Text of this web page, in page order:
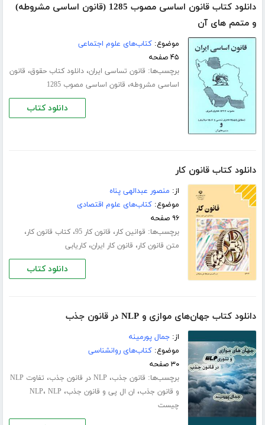
دانلود کتاب قانون اساسی مصوب 1285 (قانون اساسی مشروطه)
و متمم های آن
موضوع:کتاب‌های علوم اجتماعی
۴۵ صفحه
برچسب‌ها: قانون تساسی ایران،دانلود کتاب حقوق، قانون
اساسی مشروطه، قانون اساسی مصوب 1285
دانلود کتاب
دانلود کتاب قانون کار
از: منصور عبدالهی پناه
موضوع:کتاب‌های علوم اقتصادی
۹۶ صفحه
برچسب‌ها: قوانین کار، قانون کار 95 ،کتاب قانون کار،
متن قانون کار، قانون کار ایران،کاریابی
دانلود کتاب
دانلود کتاب جهان‌های موازی و NLP در قانون جذب
از:جمال پورمینه
موضوع:کتاب‌های روانشناسی
۳۰ صفحه
برچسب‌ها: قانون جذب، NLP در قانون جذب ،
تفاوت NLP
و قانون جذب، ان ال پی و قانون جذب، NLP، NLP
چیست